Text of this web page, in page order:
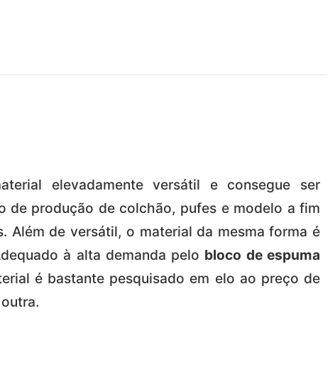
elevadamente versátil e consegue ser
de produção de colchão, pufes e modelo a fim
Além de versátil, o material da mesma forma é
à alta demanda pelo bloco de espuma
é bastante pesquisado em elo ao preço de